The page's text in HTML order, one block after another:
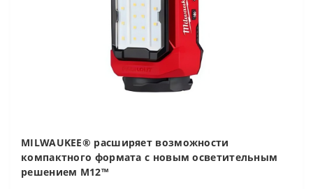
MILWAUKEE® расширяет возможности
компактного формата с новым осветительным
решением M12™